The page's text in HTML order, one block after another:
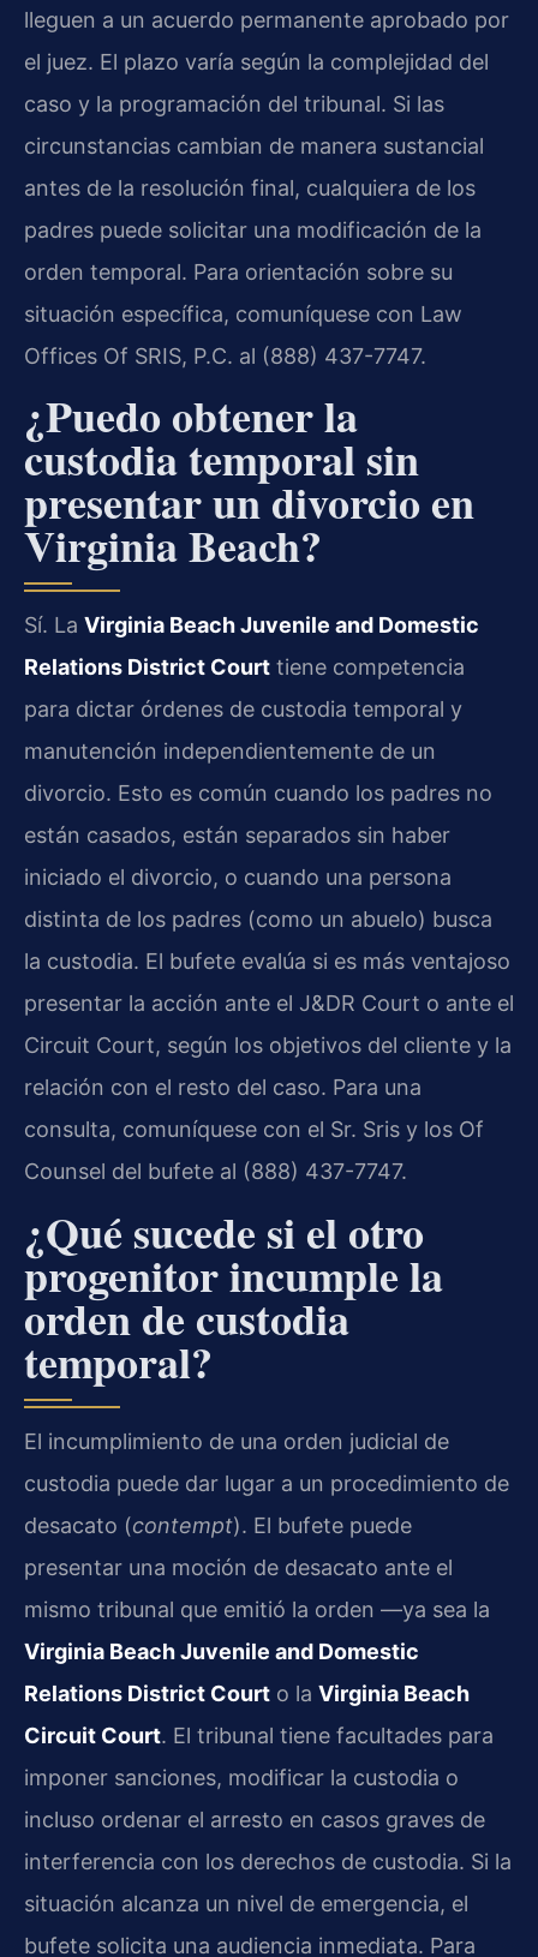
lleguen a un acuerdo permanente aprobado por
el juez. El plazo varía según la complejidad del
caso y la programación del tribunal. Si las
circunstancias cambian de manera sustancial
antes de la resolución final, cualquiera de los
padres puede solicitar una modificación de la
orden temporal. Para orientación sobre su
situación específica, comuníquese con Law
Offices Of SRIS, P.C. al (888) 437-7747.
¿Puedo obtener la
custodia temporal sin
presentar un divorcio en
Virginia Beach?
Sí. La Virginia Beach Juvenile and Domestic
Relations District Court tiene competencia
para dictar órdenes de custodia temporal y
manutención independientemente de un
divorcio. Esto es común cuando los padres no
están casados, están separados sin haber
iniciado el divorcio, o cuando una persona
distinta de los padres (como un abuelo) busca
la custodia. El bufete evalúa si es más ventajoso
presentar la acción ante el J&DR Court o ante el
Circuit Court, según los objetivos del cliente y la
relación con el resto del caso. Para una
consulta, comuníquese con el Sr. Sris y los Of
Counsel del bufete al (888) 437-7747.
¿Qué sucede si el otro
progenitor incumple la
orden de custodia
temporal?
El incumplimiento de una orden judicial de
custodia puede dar lugar a un procedimiento de
desacato (contempt). El bufete puede
presentar una moción de desacato ante el
mismo tribunal que emitió la orden —ya sea la
Virginia Beach Juvenile and Domestic
Relations District Court o la Virginia Beach
Circuit Court. El tribunal tiene facultades para
imponer sanciones, modificar la custodia o
incluso ordenar el arresto en casos graves de
interferencia con los derechos de custodia. Si la
situación alcanza un nivel de emergencia, el
bufete solicita una audiencia inmediata. Para